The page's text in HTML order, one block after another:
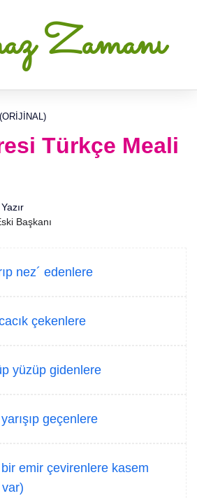
Zamanı
Türkçe Meali
Başkanı
nez´ edenlere
çekenlere
yüzüp gidenlere
geçenlere
emir çevirenlere kasem